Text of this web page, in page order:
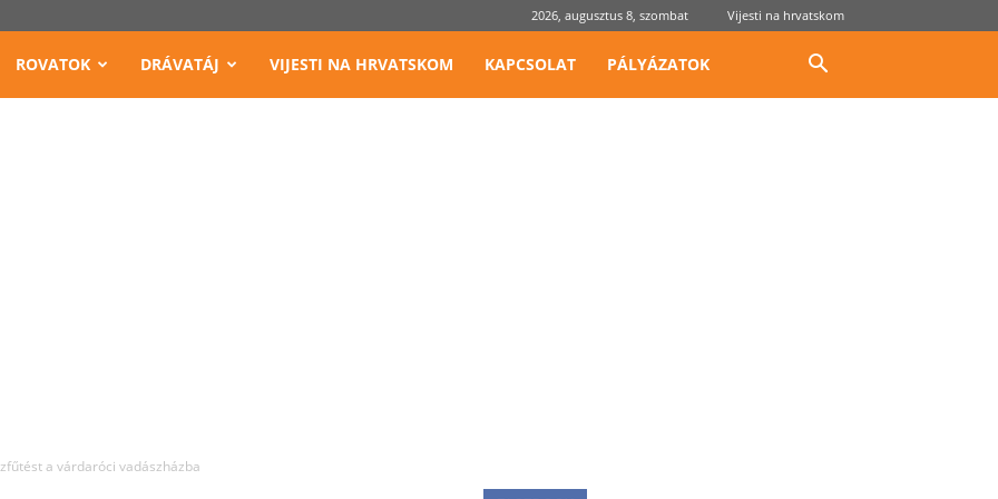
2026, augusztus 8, szombat Vijesti na hrvatskom
ROVATOK DRÁVATÁJ VIJESTI NA HRVATSKOM KAPCSOLAT PÁLYÁZATOK
a várdaróci vadászházba